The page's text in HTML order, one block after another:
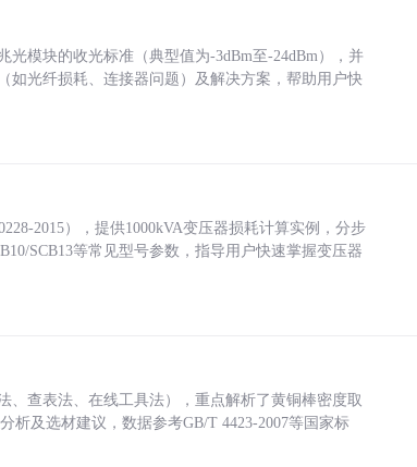
模块的收光标准（典型值为-3dBm至-24dBm），并
如光纤损耗、连接器问题）及解决方案，帮助用户快
2015），提供1000kVA变压器损耗计算实例，分步
SCB13等常见型号参数，指导用户快速掌握变压器
查表法、在线工具法），重点解析了黄铜棒密度取
析及选材建议，数据参考GB/T 4423-2007等国家标